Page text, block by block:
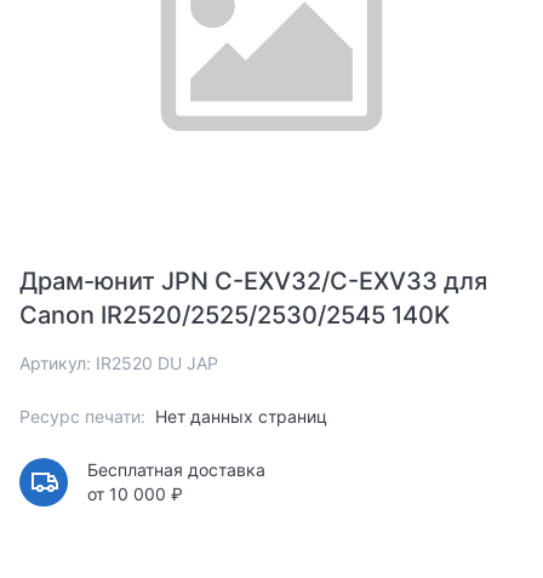
Драм-юнит JPN C-EXV32/C-EXV33 для
Canon IR2520/2525/2530/2545 140K
Артикул: IR2520 DU JAP
Ресурс печати: Нет данных страниц
Бесплатная доставка
от 10 000 ₽